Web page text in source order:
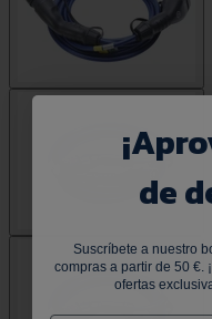
¡
de
Suscríbete a nuestro
compras a partir de 50 €.
ofertas